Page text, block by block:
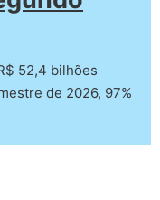
52,4 bilhões
de 2026, 97%